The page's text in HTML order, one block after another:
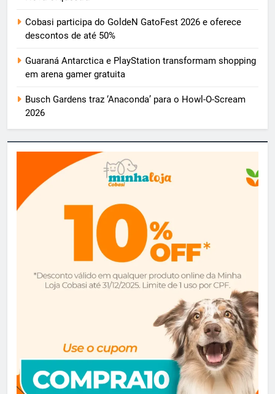
Cobasi participa do GoldeN GatoFest 2026 e oferece
descontos de até 50%
Guaraná Antarctica e PlayStation transformam shopping
em arena gamer gratuita
Busch Gardens traz ‘Anaconda’ para o Howl-O-Scream
2026